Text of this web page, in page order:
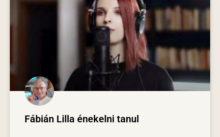
Fábián Lilla énekelni tanul